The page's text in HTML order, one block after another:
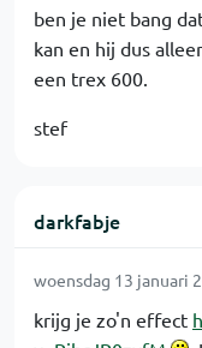
ben je niet bang
kan en hij dus
een trex 600.
stef
darkfabje
woensdag 13 januari
krijg je zo'n effect